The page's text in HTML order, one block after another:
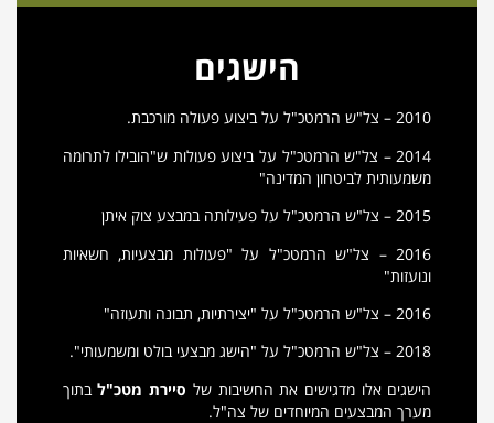
הישגים
2010 – צל"ש הרמטכ"ל על ביצוע פעולה מורכבת.
2014 – צל"ש הרמטכ"ל על ביצוע פעולות ש"הובילו לתרומה
משמעותית לביטחון המדינה"
2015 – צל"ש הרמטכ"ל על פעילותה במבצע צוק איתן
2016 – צל"ש הרמטכ"ל על "פעולות מבצעיות, חשאיות
ונועזות"
2016 – צל"ש הרמטכ"ל על "יצירתיות, תבונה ותעוזה"
2018 – צל"ש הרמטכ"ל על "הישג מבצעי בולט ומשמעותי".
הישגים אלו מדגישים את החשיבות של סיירת מטכ"לבתוך
מערך המבצעים המיוחדים של צה"ל.